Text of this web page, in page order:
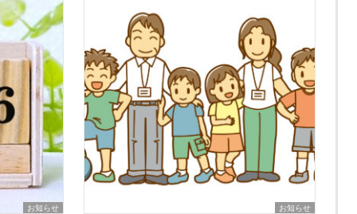
お知らせ お知らせ